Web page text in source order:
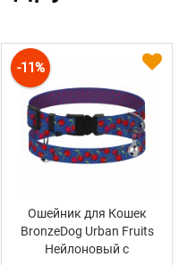
-11%
Ошейник для Кошек
BronzeDog Urban Fruits
Нейлоновый с